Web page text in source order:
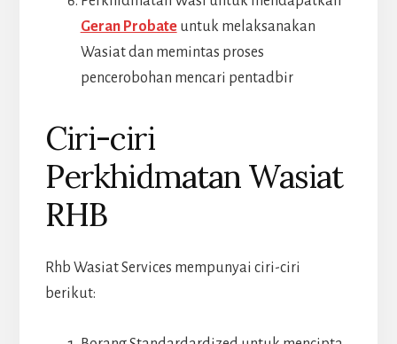
Geran Probateuntuk melaksanakan
Wasiat dan memintas proses
pencerobohan mencari pentadbir
Ciri-ciri
Perkhidmatan Wasiat
RHB
Rhb Wasiat Services mempunyai ciri-ciri
berikut: